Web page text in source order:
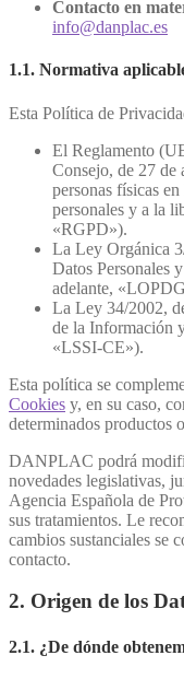
Contacto en
info@danplac.es
1.1. Normativa
Esta Política de
El Reglamento
Consejo, de 27 de
personas físicas
personales y a la
«RGPD»).
La Ley Orgánica
Datos Personales
adelante,
La Ley 34/2002,
de la Información
«LSSI-CE»).
Esta política se
Cookies y, en su caso,
determinados productos
DANPLAC podrá
novedades legislativas,
Agencia Española de
sus tratamientos. Le
cambios sustanciales se
contacto.
2. Origen de los
2.1. ¿De dónde